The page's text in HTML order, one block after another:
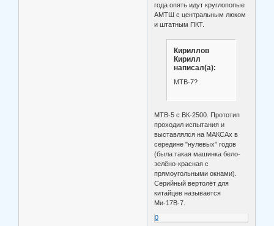
года опять идут круглопопые
АМТШ с центральным люком
и штатным ПКТ.
Кириллов
Кирилл
написал(а):
МТВ-7?
МТВ-5 с ВК-2500. Прототип
проходил испытания и
выставлялся на МАКСАх в
середине "нулевых" годов
(была такая машинка бело-
зелёно-красная с
прямоугольными окнами).
Серийный вертолёт для
китайцев называется
Ми-17В-7.
0